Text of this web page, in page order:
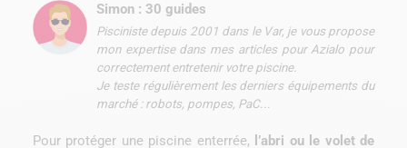
Simon : 30 guides
Pisciniste depuis 2001 dans le Var, je vous propose
mon expertise dans mes articles pour Azialo pour
correctement entretenir votre piscine.
Je teste régulièrement les derniers équipements du
marché : robots, pompes, PaC...
Pour protéger une piscine enterrée, l’abri ou le volet de